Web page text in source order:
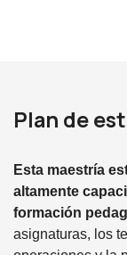
Plan de
Esta maestría
altamente
formación
asignaturas, los